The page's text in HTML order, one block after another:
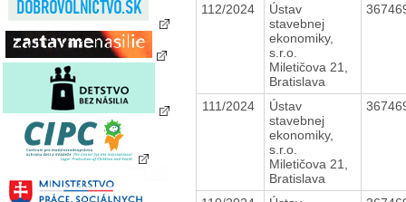
112/2024
Ústav
stavebnej
ekonomiky,
s.r.o.
Miletičova 21,
Bratislava
111/2024
Ústav
stavebnej
ekonomiky,
s.r.o.
Miletičova 21,
Bratislava